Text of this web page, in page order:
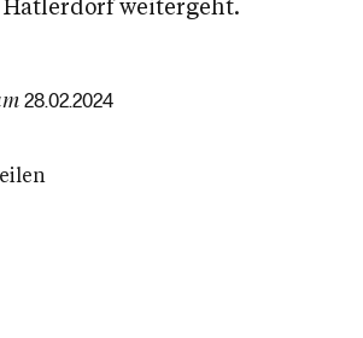
weitergeht.
28.02.2024